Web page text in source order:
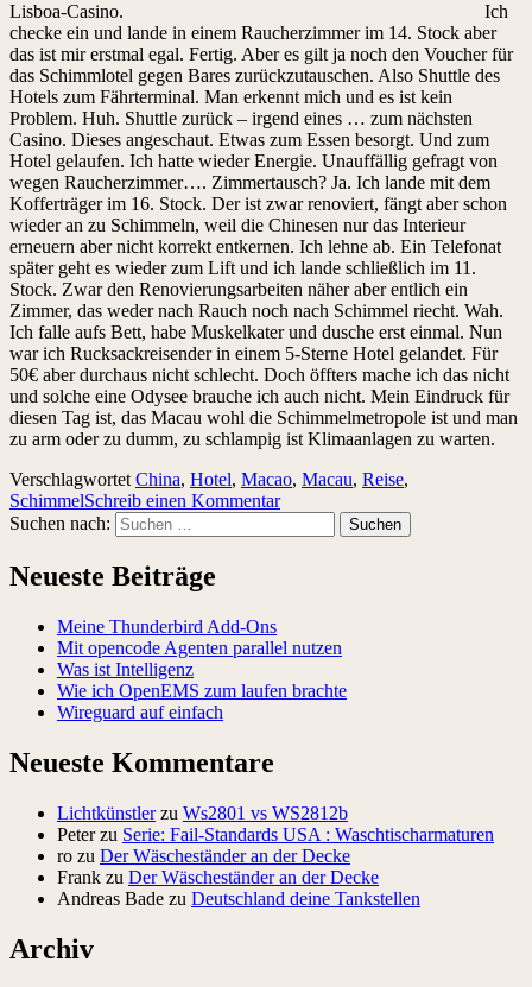
Lisboa-Casino.
Ich
checke ein und lande in einem Raucherzimmer im 14. Stock aber
das ist mir erstmal egal. Fertig. Aber es gilt ja noch den Voucher für
das Schimmlotel gegen Bares zurückzutauschen. Also Shuttle des
Hotels zum Fährterminal. Man erkennt mich und es ist kein
Problem. Huh. Shuttle zurück – irgend eines … zum nächsten
Casino. Dieses angeschaut. Etwas zum Essen besorgt. Und zum
Hotel gelaufen. Ich hatte wieder Energie. Unauffällig gefragt von
wegen Raucherzimmer…. Zimmertausch? Ja. Ich lande mit dem
Kofferträger im 16. Stock. Der ist zwar renoviert, fängt aber schon
wieder an zu Schimmeln, weil die Chinesen nur das Interieur
erneuern aber nicht korrekt entkernen. Ich lehne ab. Ein Telefonat
später geht es wieder zum Lift und ich lande schließlich im 11.
Stock. Zwar den Renovierungsarbeiten näher aber entlich ein
Zimmer, das weder nach Rauch noch nach Schimmel riecht. Wah.
Ich falle aufs Bett, habe Muskelkater und dusche erst einmal. Nun
war ich Rucksackreisender in einem 5-Sterne Hotel gelandet. Für
50€ aber durchaus nicht schlecht. Doch öffters mache ich das nicht
und solche eine Odysee brauche ich auch nicht. Mein Eindruck für
diesen Tag ist, das Macau wohl die Schimmelmetropole ist und man
zu arm oder zu dumm, zu schlampig ist Klimaanlagen zu warten.
Verschlagwortet China, Hotel, Macao, Macau, Reise,
SchimmelSchreib einen Kommentar
Suchen nach:
Neueste Beiträge
Meine Thunderbird Add-Ons
Mit opencode Agenten parallel nutzen
Was ist Intelligenz
Wie ich OpenEMS zum laufen brachte
Wireguard auf einfach
Neueste Kommentare
Lichtkünstlerzu Ws2801 vs WS2812b
Peterzu Serie: Fail-Standards USA : Waschtischarmaturen
ro zu Der Wäscheständer an der Decke
Frank zu Der Wäscheständer an der Decke
Andreas Bade zu Deutschland deine Tankstellen
Archiv